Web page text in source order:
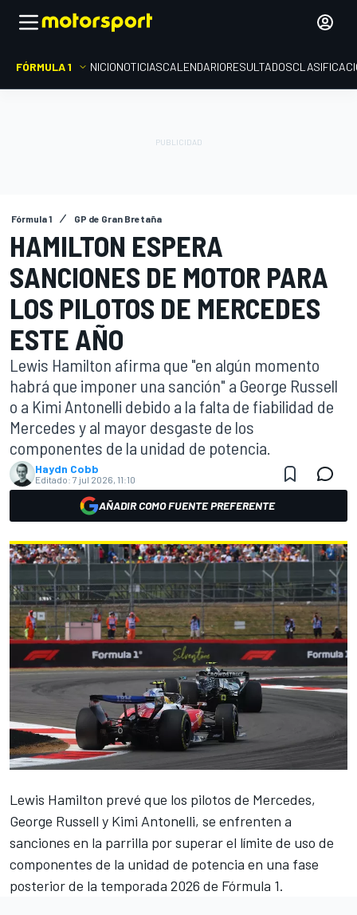
FÓRMULA 1 INICIONOTICIASCALENDARIORESULTADOS
Fórmula 1 GP de Gran Bretaña
HAMILTON ESPERA
SANCIONES DE MOTOR PARA
LOS PILOTOS DE MERCEDES
ESTE AÑO
Lewis Hamilton afirma que "en algún momento
habrá que imponer una sanción" a George Russell
o a Kimi Antonelli debido a la falta de fiabilidad de
Mercedes y al mayor desgaste de los
componentes de la unidad de potencia.
Haydn Cobb
Editado: 7 jul 2026, 11:10
AÑADIR COMO FUENTE PREFERENTE
Lewis Hamilton prevé que los pilotos de Mercedes,
George Russell y Kimi Antonelli, se enfrenten a
sanciones en la parrilla por superar el límite de uso de
componentes de la unidad de potencia en una fase
posterior de la temporada 2026 de Fórmula 1.